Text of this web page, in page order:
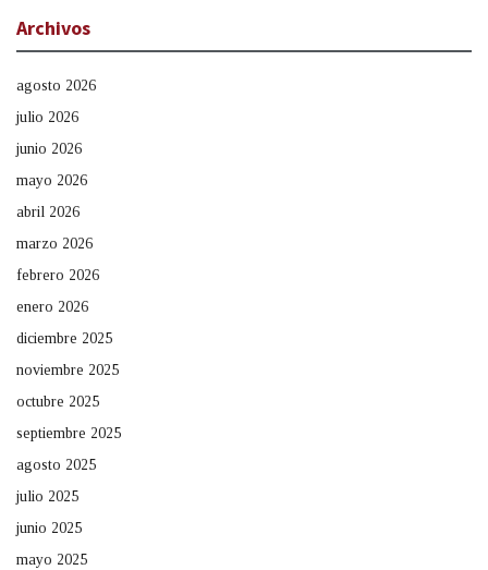
Archivos
agosto 2026
julio 2026
junio 2026
mayo 2026
abril 2026
marzo 2026
febrero 2026
enero 2026
diciembre 2025
noviembre 2025
octubre 2025
septiembre 2025
agosto 2025
julio 2025
junio 2025
mayo 2025